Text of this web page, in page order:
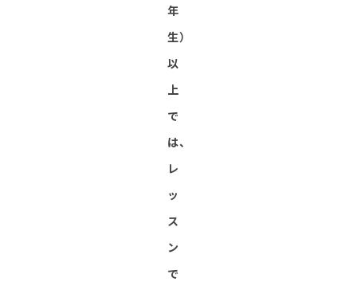
年
生）
以
上
で
は、
レ
ッ
ス
ン
で